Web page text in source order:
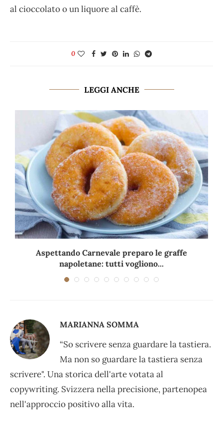
al cioccolato o un liquore al caffè.
0
LEGGI ANCHE
Aspettando Carnevale preparo le graffe
napoletane: tutti vogliono...
MARIANNA SOMMA
“So scrivere senza guardare la tastiera.
Ma non so guardare la tastiera senza
scrivere". Una storica dell'arte votata al
copywriting. Svizzera nella precisione, partenopea
nell'approccio positivo alla vita.